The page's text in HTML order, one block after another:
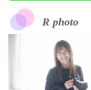
R photo